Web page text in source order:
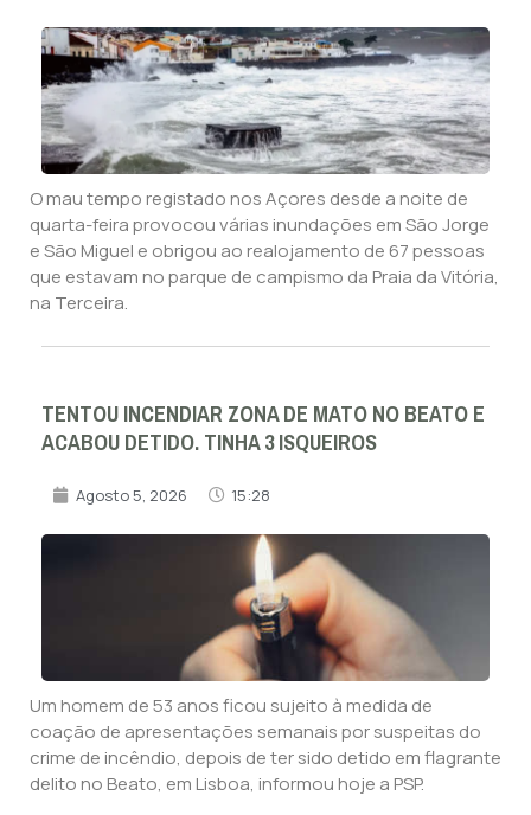
O mau tempo registado nos Açores desde a noite de
quarta-feira provocou várias inundações em São Jorge
e São Miguel e obrigou ao realojamento de 67 pessoas
que estavam no parque de campismo da Praia da Vitória,
na Terceira.
TENTOU INCENDIAR ZONA DE MATO NO BEATO E
ACABOU DETIDO. TINHA 3 ISQUEIROS
Agosto 5, 2026 15:28
Um homem de 53 anos ficou sujeito à medida de
coação de apresentações semanais por suspeitas do
crime de incêndio, depois de ter sido detido em flagrante
delito no Beato, em Lisboa, informou hoje a PSP.